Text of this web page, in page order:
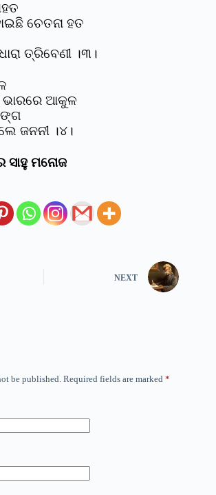
ହତ
।୩।
ଆକୁଳ
।୪।
ସାହୁ ମନୋଜ
NEXT
be published. Required fields are marked *